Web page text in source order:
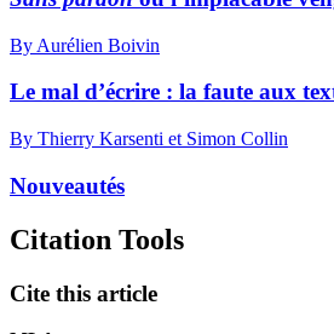
By Aurélien Boivin
Le mal d’écrire : la faute aux
By Thierry Karsenti et Simon Collin
Nouveautés
Citation Tools
Cite this article